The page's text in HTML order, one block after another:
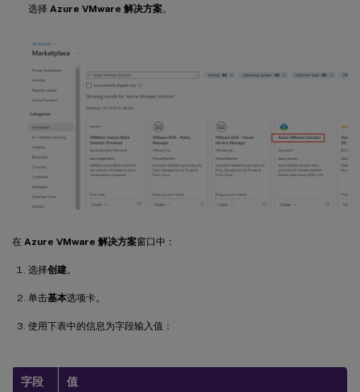
选择 Azure VMware 解决方案。
在 Azure VMware 解决方案窗口中：
选择创建。
单击基本选项卡。
使用下表中的信息为字段输入值：
字段 值